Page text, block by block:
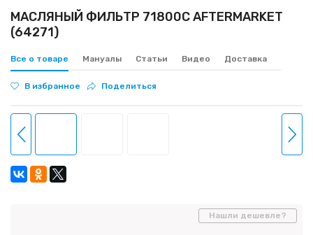
МАСЛЯНЫЙ ФИЛЬТР 71800C AFTERMARKET
(64271)
Все о товаре Мануалы Статьи Видео Доставка
В избранное Поделиться
Нашли дешевле?